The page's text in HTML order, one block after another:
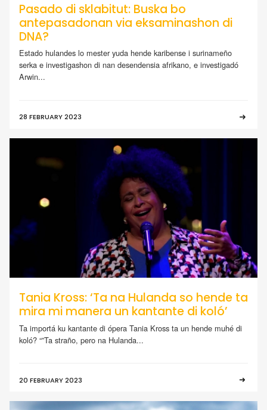
Pasado di sklabitut: Buska bo
antepasadonan via eksaminashon di
DNA?
Estado hulandes lo mester yuda hende karibense i surinameño
serka e investigashon di nan desendensia afrikano, e investigadó
Arwin...
28 FEBRUARY 2023
Tania Kross: ‘Ta na Hulanda so hende ta
mira mi manera un kantante di koló’
Ta importá ku kantante di ópera Tania Kross ta un hende muhé di
koló? “”Ta straño, pero na Hulanda...
20 FEBRUARY 2023